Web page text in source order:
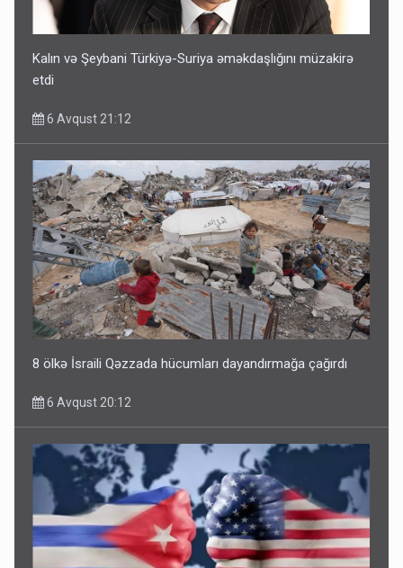
Kalın və Şeybani Türkiyə-Suriya əməkdaşlığını müzakirə
etdi
6 Avqust 21:12
8 ölkə İsraili Qəzzada hücumları dayandırmağa çağırdı
6 Avqust 20:12